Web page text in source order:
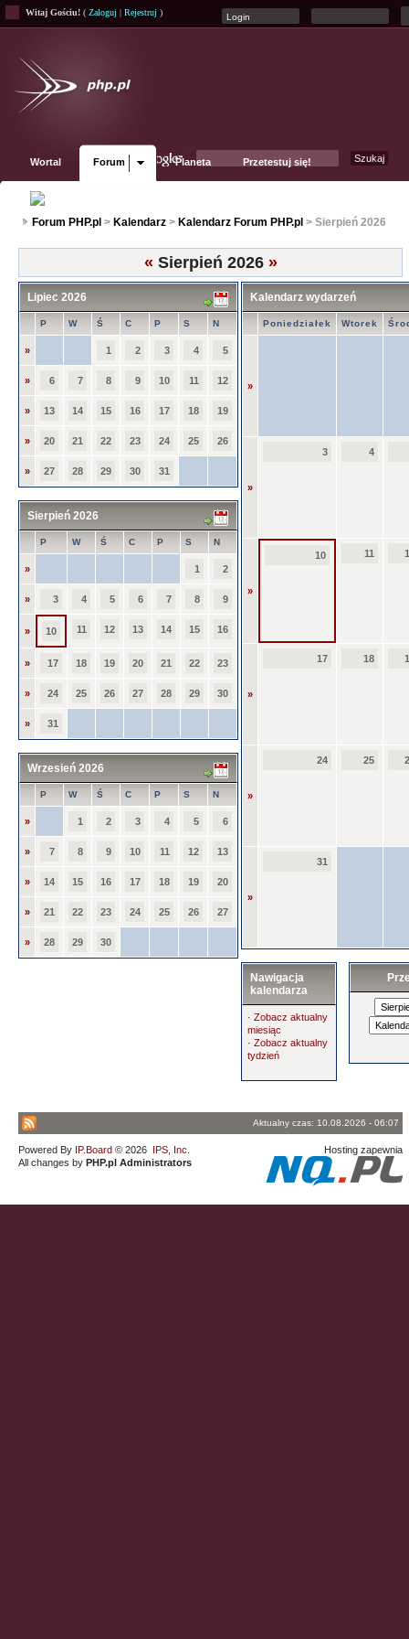
Witaj Gościu! ( Zaloguj | Rejestruj )
Wortal Forum Planeta Przetestuj się!
Forum PHP.pl > Kalendarz > Kalendarz Forum PHP.pl > Sierpień 2026
« Sierpień 2026 »
Lipiec 2026
P W Ś C P S N
» 1 2 3 4 5
» 6 7 8 9 10 11 12
» 13 14 15 16 17 18 19
» 20 21 22 23 24 25 26
» 27 28 29 30 31
Sierpień 2026
P W Ś C P S N
» 1 2
» 3 4 5 6 7 8 9
» 10 11 12 13 14 15 16
» 17 18 19 20 21 22 23
» 24 25 26 27 28 29 30
» 31
Wrzesień 2026
P W Ś C P S N
» 1 2 3 4 5 6
» 7 8 9 10 11 12 13
» 14 15 16 17 18 19 20
» 21 22 23 24 25 26 27
» 28 29 30
Kalendarz wydarzeń
Poniedziałek Wtorek
»
»
3 4
»
10 11
»
17 18
»
24 25
»
31
Nawigacja
kalendarza
· Zobacz aktualny
miesiąc
· Zobacz aktualny
tydzień
Aktualny czas: 10.08.2026 - 06:07
Powered By IP.Board © 2026 IPS, Inc
All changes by PHP.pl Administrators
Hosting zapewnia